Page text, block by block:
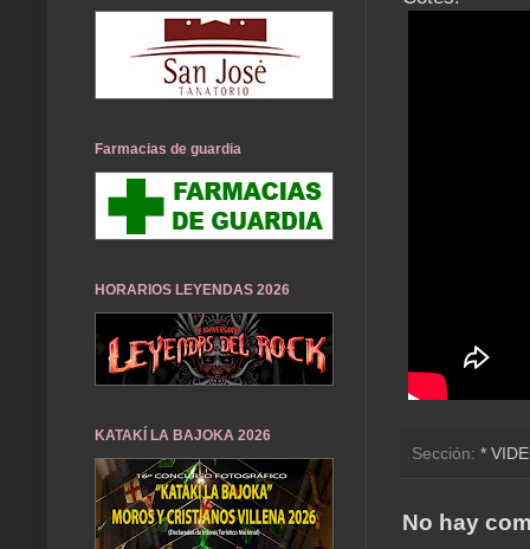
Sección: *
No hay
Farmacias de guardia
HORARIOS LEYENDAS 2026
KATAKÍ LA BAJOKA 2026